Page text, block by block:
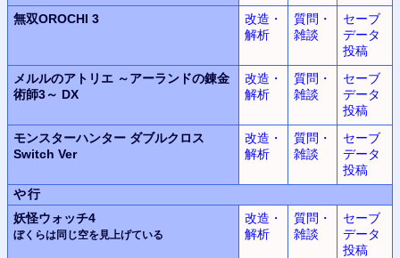
無双OROCHI 3
改造・
解析
質問・
雑談
セーブ
データ
投稿
メルルのアトリエ ～アーランドの錬金
術師3～ DX
改造・
解析
質問・
雑談
セーブ
データ
投稿
モンスターハンター ダブルクロス
Switch Ver
改造・
解析
質問・
雑談
セーブ
データ
投稿
や行
妖怪ウォッチ4
ぼくらは同じ空を見上げている
改造・
解析
質問・
雑談
セーブ
データ
投稿